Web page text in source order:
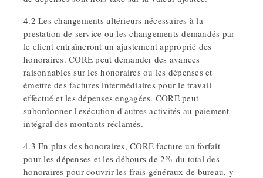
4.2 Les changements ultérieurs nécessaires à la
prestation de service ou les changements demandés par
le client entraîneront un ajustement approprié des
honoraires. CORE peut demander des avances
raisonnables sur les honoraires ou les dépenses et
émettre des factures intermédiaires pour le travail
effectué et les dépenses engagées. CORE peut
subordonner l'exécution d'autres activités au paiement
intégral des montants réclamés.
4.3 En plus des honoraires, CORE facture un forfait
pour les dépenses et les débours de 2% du total des
honoraires pour couvrir les frais généraux de bureau, y